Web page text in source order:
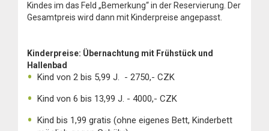
Kindes im das Feld „Bemerkung“ in der Reservierung. Der
Gesamtpreis wird dann mit Kinderpreise angepasst.
Kinderpreise: Übernachtung mit Frühstück und
Hallenbad
Kind von 2 bis 5,99 J. - 2750,- CZK
Kind von 6 bis 13,99 J. - 4000,- CZK
Kind bis 1,99 gratis (ohne eigenes Bett, Kinderbett